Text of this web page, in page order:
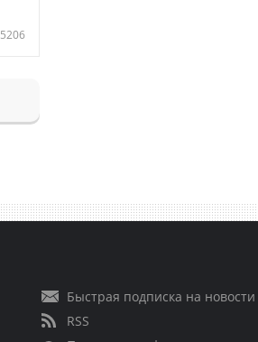
5206
Быстрая подписка на новости
RSS